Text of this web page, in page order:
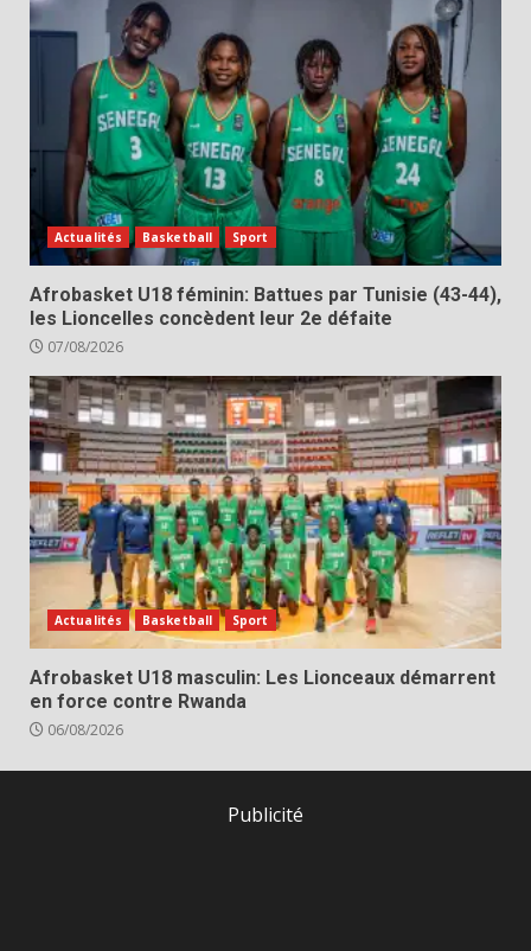
Actualités Basketball Sport
Afrobasket U18 féminin: Battues par Tunisie (43-44),
les Lioncelles concèdent leur 2e défaite
07/08/2026
Actualités Basketball Sport
Afrobasket U18 masculin: Les Lionceaux démarrent
en force contre Rwanda
06/08/2026
Publicité